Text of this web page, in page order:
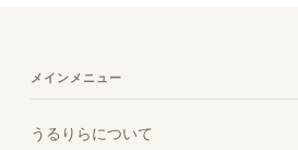
メインメニュー
うるりらについて